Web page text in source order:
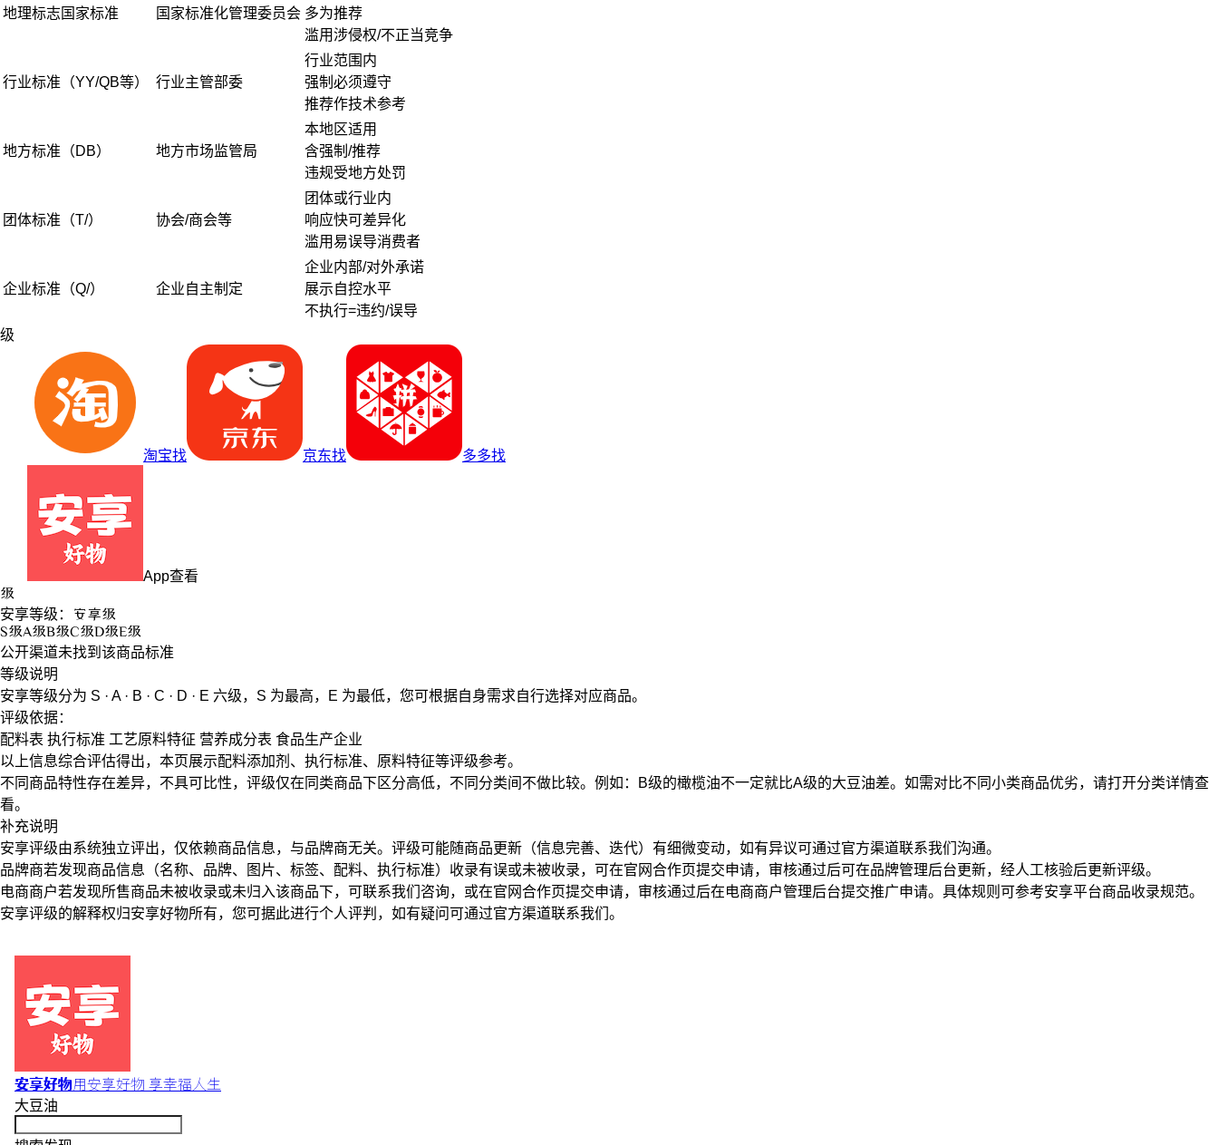
地理标志国家标准 国家标准化管理委员会 多为推荐
滥用涉侵权/不正当竞争
行业标准（YY/QB等） 行业主管部委
行业范围内
强制必须遵守
推荐作技术参考
地方标准（DB） 地方市场监管局
本地区适用
含强制/推荐
违规受地方处罚
团体标准（T/） 协会/商会等
团体或行业内
响应快可差异化
滥用易误导消费者
企业标准（Q/） 企业自主制定
企业内部/对外承诺
展示自控水平
不执行=违约/误导
级
淘宝找 京东找 多多找
App查看
级
安享等级： 安享级
S级A级B级C级D级E级
公开渠道未找到该商品标准
等级说明
安享等级分为 S · A · B · C · D · E 六级， S 为最高， E 为最低，您可根据自身需求自行选择对应商品。
评级依据：
配料表 执行标准 工艺原料特征 营养成分表 食品生产企业
以上信息综合评估得出，本页展示配料添加剂 、 执行标准、 原料特征等评级参考。
不同商品特性存在差异，不具可比性，评级仅在 同类商品下区分高低，不同分类间不做比较。例如：B级的橄榄油不一定就比A级的大豆油差。如需对比不同小类商品优劣，请打开分类详情查
看。
补充说明
安享评级由系统独立评出，仅依赖商品信息， 与品牌商无关。评级可能随商品更新（信息完善、迭代）有细微变动，如有异议可通过官方渠道联系我们沟通。
品牌商若发现商品信息（名称、品牌、图片、标签、配料、执行标准）收录有误或未被收录，可在官网合作页提交申请，审核通过后可在品牌管理后台更新，经人工核验后更新评级。
电商商户若发现所售商品未被收录或未归入该商品下，可联系我们咨询，或在官网合作页提交申请，审核通过后在电商商户管理后台提交推广申请。具体规则可参考安享平台商品收录规范。
安享评级的解释权归安享好物所有，您可据此进行个人评判，如有疑问可通过官方渠道联系我们。
安享好物用安享好物 享幸福人生
大豆油